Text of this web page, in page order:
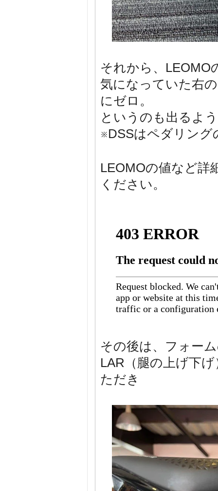
それから、LEOMO
気になっていた右
にゼロ。
というのも出るよ
※DSSはペダリン
LEOMOの値など詳
ください。
その後は、フォー
LAR（腿の上げ下
ただき